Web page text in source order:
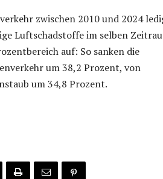
zwischen 2010 und 2024
Luftschadstoffe im selben
auf: So sanken die
um 38,2 Prozent, von
um 34,8 Prozent.